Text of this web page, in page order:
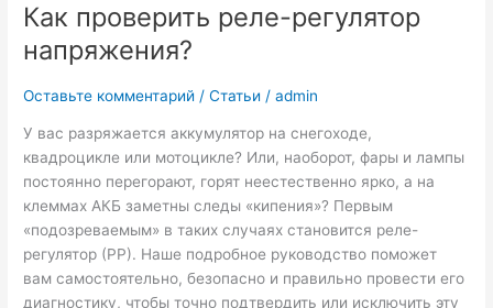
реле-
регуляторе?
Как проверить реле-регулятор
напряжения?
Оставьте комментарий /Статьи /admin
У вас разряжается аккумулятор на снегоходе,
квадроцикле или мотоцикле? Или, наоборот, фары и лампы
постоянно перегорают, горят неестественно ярко, а на
клеммах АКБ заметны следы «кипения»? Первым
«подозреваемым» в таких случаях становится реле-
регулятор (РР). Наше подробное руководство поможет
вам самостоятельно, безопасно и правильно провести его
диагностику, чтобы точно подтвердить или исключить эту